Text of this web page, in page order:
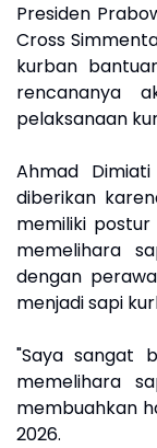
Presiden
Cross
kurban
rencananya
pelaksanaan
Ahmad
diberikan
memiliki
memelihara
dengan
menjadi sapi
"Saya sangat
memelihara
membuahkan
2026.